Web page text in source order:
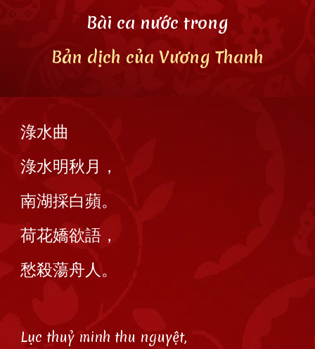
Bài ca nước trong
Bản dịch của Vương Thanh
淥水曲
淥水明秋月，
南湖採白蘋。
荷花嬌欲語，
愁殺蕩舟人。
Lục thuỷ minh thu nguyệt,